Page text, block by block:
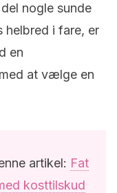
nogle sunde
helbred i fare, er
en
at vælge en
artikel: Fat
kosttilskud